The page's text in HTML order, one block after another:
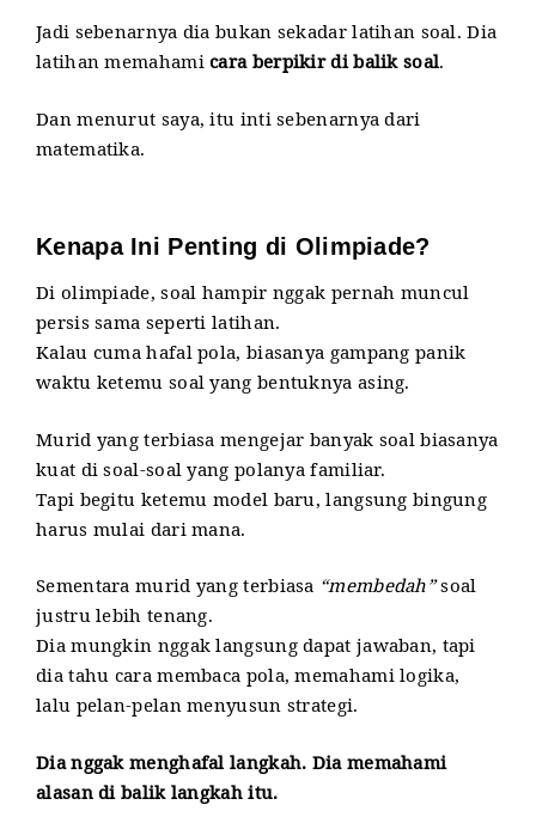
Jadi sebenarnya dia bukan sekadar latihan soal. Dia
latihan memahamicara berpikir di balik soal.
Dan menurut saya, itu inti sebenarnya dari
matematika.
Kenapa Ini Penting di Olimpiade?
Di olimpiade, soal hampir nggak pernah muncul
persis sama seperti latihan.
Kalau cuma hafal pola, biasanya gampang panik
waktu ketemu soal yang bentuknya asing.
Murid yang terbiasa mengejar banyak soal biasanya
kuat di soal-soal yang polanya familiar.
Tapi begitu ketemu model baru, langsung bingung
harus mulai dari mana.
Sementara murid yang terbiasa “membedah”soal
justru lebih tenang.
Dia mungkin nggak langsung dapat jawaban, tapi
dia tahu cara membaca pola, memahami logika,
lalu pelan-pelan menyusun strategi.
Dia nggak menghafal langkah. Dia memahami
alasan di balik langkah itu.